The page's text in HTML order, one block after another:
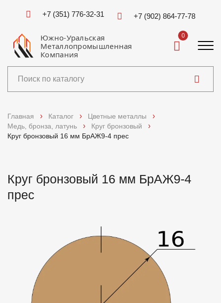
+7 (351) 776-32-31 +7 (902) 864-77-78
Южно-Уральская
Металлопромышленная
Компания
0
Услуги
Доставка и оплата
Контакты
Главная Каталог
Цветные металлы
Медь, бронза, латунь
Круг бронзовый
Круг бронзовый 16 мм БрАЖ9-4 прес
Круг бронзовый 16 мм БрАЖ9-4
прес